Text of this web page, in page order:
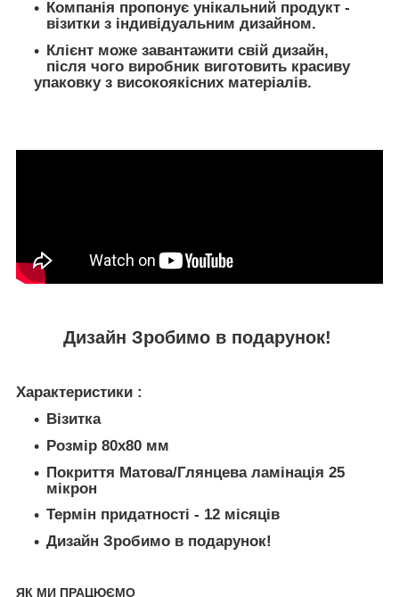
Компанія пропонує унікальний продукт -
візитки з індивідуальним дизайном.
Клієнт може завантажити свій дизайн,
після чого виробник виготовить красиву
упаковку з високоякісних матеріалів.
Дизайн Зробимо в подарунок!
Характеристики :
Візитка
Розмір 80х80 мм
Покриття Матова/Глянцева ламінація 25
мікрон
Термін придатності - 12 місяців
Дизайн Зробимо в подарунок!
ЯК МИ ПРАЦЮЄМО